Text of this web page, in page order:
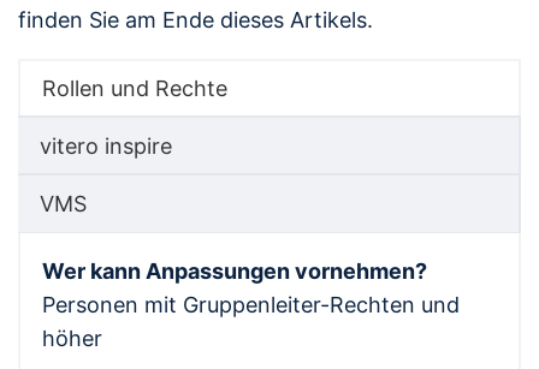
finden Sie am Ende dieses Artikels.
Rollen und Rechte
vitero inspire
VMS
Wer kann Anpassungen vornehmen?
Personen mit Gruppenleiter-Rechten und
höher